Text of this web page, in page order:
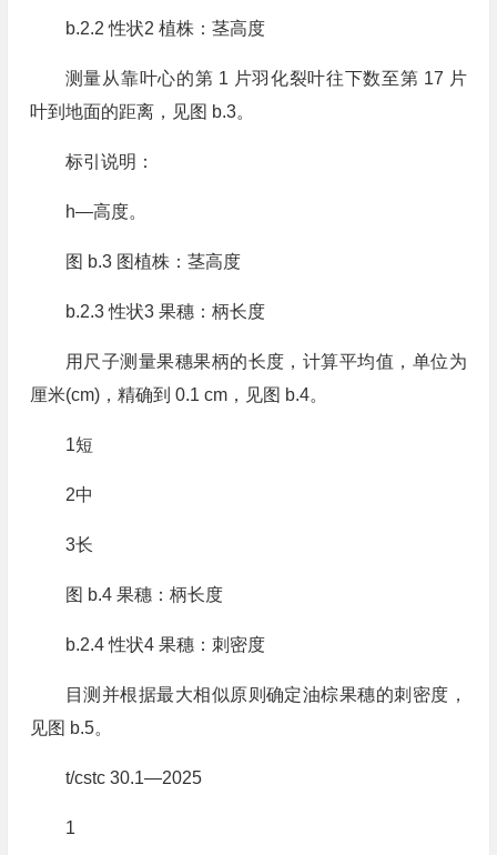
b.2.2 性状2 植株：茎高度
测量从靠叶心的第 1 片羽化裂叶往下数至第 17 片
叶到地面的距离，见图 b.3。
标引说明：
h—高度。
图 b.3 图植株：茎高度
b.2.3 性状3 果穗：柄长度
用尺子测量果穗果柄的长度，计算平均值，单位为
厘米(cm)，精确到 0.1 cm，见图 b.4。
1短
2中
3长
图 b.4 果穗：柄长度
b.2.4 性状4 果穗：刺密度
目测并根据最大相似原则确定油棕果穗的刺密度，
见图 b.5。
t/cstc 30.1—2025
1